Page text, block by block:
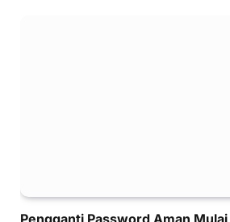
Pengganti Password Aman